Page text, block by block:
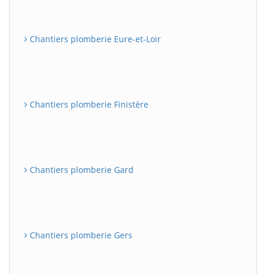
Chantiers plomberie Eure-et-Loir
Chantiers plomberie Finistère
Chantiers plomberie Gard
Chantiers plomberie Gers